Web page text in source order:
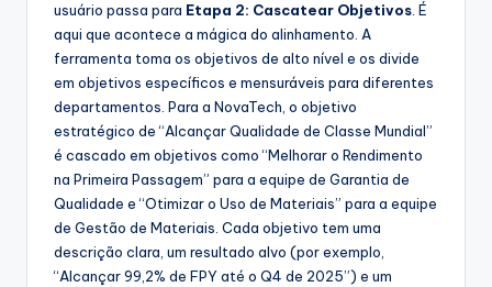
usuário passa para Etapa 2: Cascatear Objetivos. É
aqui que acontece a mágica do alinhamento. A
ferramenta toma os objetivos de alto nível e os divide
em objetivos específicos e mensuráveis para diferentes
departamentos. Para a NovaTech, o objetivo
estratégico de “Alcançar Qualidade de Classe Mundial”
é cascado em objetivos como “Melhorar o Rendimento
na Primeira Passagem” para a equipe de Garantia de
Qualidade e “Otimizar o Uso de Materiais” para a equipe
de Gestão de Materiais. Cada objetivo tem uma
descrição clara, um resultado alvo (por exemplo,
“Alcançar 99,2% de FPY até o Q4 de 2025”) e um